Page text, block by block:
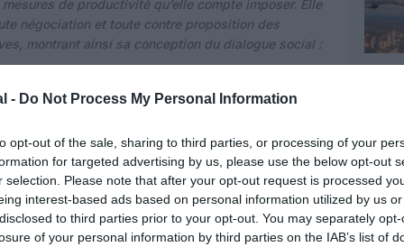
- Do Not Process My Personal Information
opt-out of the sale, sharing to third parties, or processing of your
for targeted advertising by us, please use the below opt-out
selection. Please note that after your opt-out request is processed
interest-based ads based on personal information utilized by us
to third parties prior to your opt-out. You may separately
of your personal information by third parties on the IAB’s list of
de productivité qu’elle compte imposer. Elle
négociation et toute contre proposition des
montrant ainsi sa conception du dialogue social :
ait repris, à ce jour, avec l’Intersyndicale PNC,
confirmation par la Direction de sa volonté
Un mensonge de plus. Après plus de 10.000
ces dernières années, après 20% d’efforts
17 % supplémentaires demandés dans le plan
cette Direction sont inadmissibles d’autant que ses
ferme sur l’avenir et d’aucune contrepartie